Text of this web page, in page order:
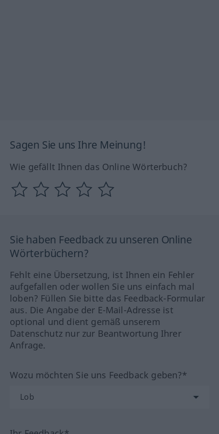
Sagen Sie uns Ihre Meinung!
Wie gefällt Ihnen das Online Wörterbuch?
Sie haben Feedback zu unseren Online
Wörterbüchern?
Fehlt eine Übersetzung, ist Ihnen ein Fehler
aufgefallen oder wollen Sie uns einfach mal
loben? Füllen Sie bitte das Feedback-Formular
aus. Die Angabe der E-Mail-Adresse ist
optional und dient gemäß unserem
Datenschutz nur zur Beantwortung Ihrer
Anfrage.
Wozu möchten Sie uns Feedback geben?*